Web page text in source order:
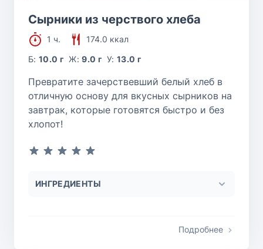
Сырники из черствого хлеба
1 ч.
174.0 ккал
Б:10.0 г Ж:9.0 г У:13.0 г
Превратите зачерствевший белый хлеб в
отличную основу для вкусных сырников на
завтрак, которые готовятся быстро и без
хлопот!
ИНГРЕДИЕНТЫ
Подробнее